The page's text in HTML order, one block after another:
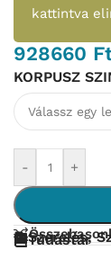
kattintva
928660
KORPUSZ
- +
Szerelés,
Tudástár